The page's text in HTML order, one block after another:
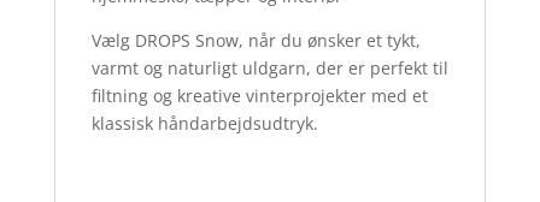
Vælg DROPS Snow, når du ønsker et tykt,
varmt og naturligt uldgarn, der er perfekt til
filtning og kreative vinterprojekter med et
klassisk håndarbejdsudtryk.